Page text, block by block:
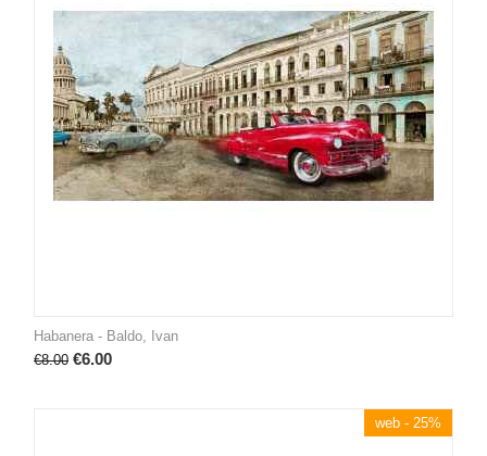
Habanera - Baldo, Ivan
€8.00 €6.00
web - 25%